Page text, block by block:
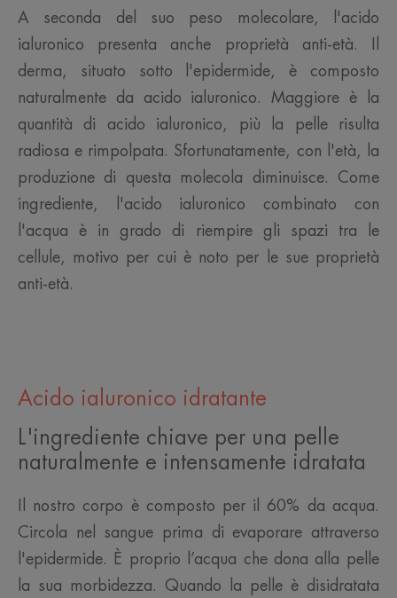
A seconda del suo peso molecolare, l'acido
ialuronico presenta anche proprietà anti-età. Il
derma, situato sotto l'epidermide, è composto
naturalmente da acido ialuronico. Maggiore è la
quantità di acido ialuronico, più la pelle risulta
radiosa e rimpolpata. Sfortunatamente, con l'età, la
produzione di questa molecola diminuisce. Come
ingrediente, l'acido ialuronico combinato con
l'acqua è in grado di riempire gli spazi tra le
cellule, motivo per cui è noto per le sue proprietà
anti-età.
Acido ialuronico idratante
L'ingrediente chiave per una pelle
naturalmente e intensamente idratata
Il nostro corpo è composto per il 60% da acqua.
Circola nel sangue prima di evaporare attraverso
l'epidermide. È proprio l’acqua che dona alla pelle
la sua morbidezza. Quando la pelle è disidratata